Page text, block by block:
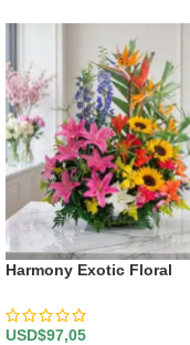
Harmony Exotic Floral
USD$97,05